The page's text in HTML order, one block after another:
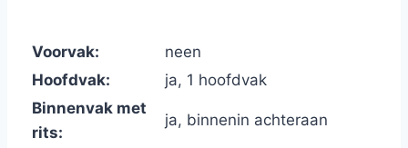
Voorvak:
neen
Hoofdvak:
ja, 1 hoofdvak
Binnenvak met
rits:
ja, binnenin achteraan